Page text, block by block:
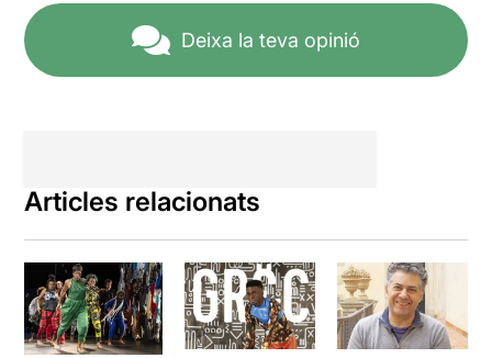
Deixa la teva opinió
Articles relacionats